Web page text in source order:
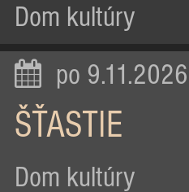
Dom kultúry
po 9.11.2026
ŠŤASTIE
Dom kultúry